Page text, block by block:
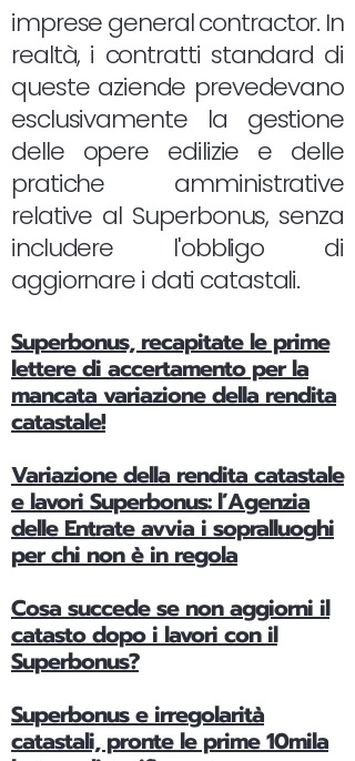
imprese general contractor. In
realtà, i contratti standard di
queste aziende prevedevano
esclusivamente la gestione
delle opere edilizie e delle
pratiche amministrative
relative al Superbonus, senza
includere l'obbligo di
aggiornare i dati catastali.
Superbonus, recapitate le prime
lettere di accertamento per la
mancata variazione della rendita
catastale!
Variazione della rendita catastale
e lavori Superbonus: l’Agenzia
delle Entrate avvia i sopralluoghi
per chi non è in regola
Cosa succede se non aggiorni il
catasto dopo i lavori con il
Superbonus?
Superbonus e irregolarità
catastali, pronte le prime 10mila